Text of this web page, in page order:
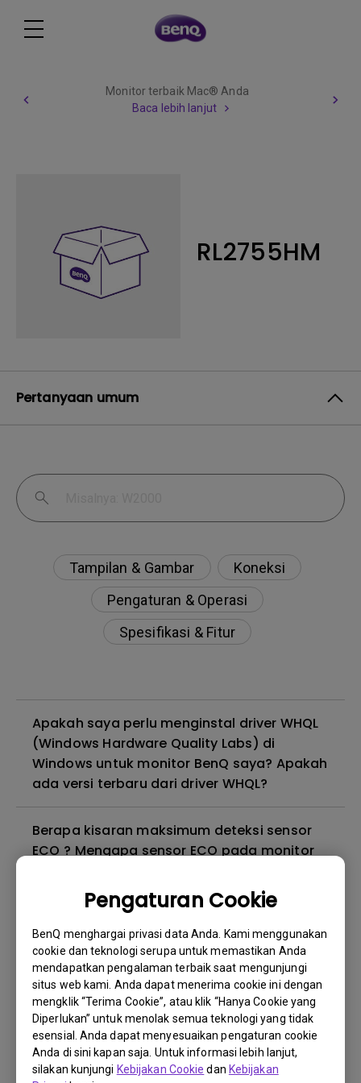
Pengaturan Cookie
BenQ menghargai privasi data Anda. Kami menggunakan
cookie dan teknologi serupa untuk memastikan Anda
mendapatkan pengalaman terbaik saat mengunjungi
situs web kami. Anda dapat menerima cookie ini dengan
mengklik “Terima Cookie”, atau klik “Hanya Cookie yang
Diperlukan” untuk menolak semua teknologi yang tidak
esensial. Anda dapat menyesuaikan pengaturan cookie
Anda di sini kapan saja. Untuk informasi lebih lanjut,
silakan kunjungi Kebijakan Cookie dan Kebijakan
Monitor terbaik Mac® Anda
Baca lebih lanjut
RL2755HM
Pertanyaan umum
Tampilan & Gambar
Koneksi
Pengaturan & Operasi
Spesifikasi & Fitur
Apakah saya perlu menginstal driver WHQL
(Windows Hardware Quality Labs) di
Windows untuk monitor BenQ saya? Apakah
ada versi terbaru dari driver WHQL?
Berapa kisaran maksimum deteksi sensor
ECO ? Mengapa sensor ECO pada monitor
mestinya?
Mengapa monitor saya berkedip-kedip?
Mengapa monitor BenQ saya tidak dapat
ditampilkan dengan benar melalui kabel
USB-C(Type C)?
Apa itu kebocoran lampu latar atau